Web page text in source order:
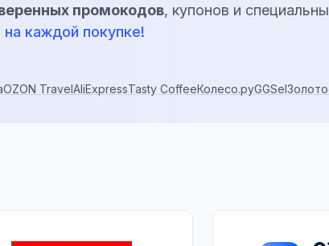
промокодов, купонов и
каждой покупке!
OZON TravelAliExpressTasty CoffeeКолесо.руGGSel